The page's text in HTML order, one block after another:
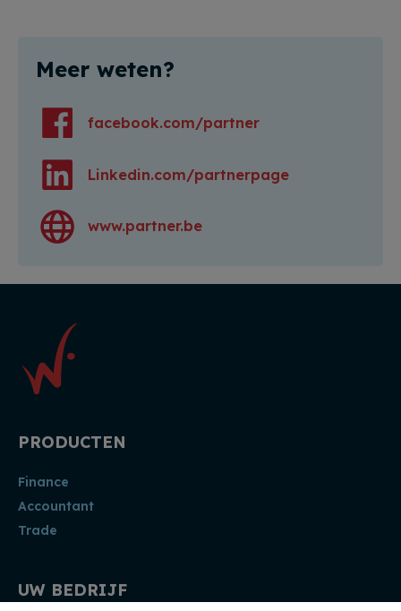
Meer weten?
facebook.com/partner
Linkedin.com/partnerpage
www.partner.be
PRODUCTEN
Finance
Accountant
Trade
UW BEDRIJF